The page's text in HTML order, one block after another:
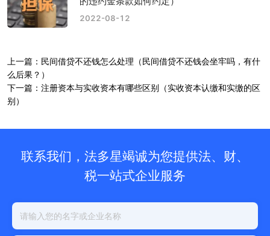
2022-08-12
上一篇：民间借贷不还钱怎么处理（民间借贷不还钱会坐牢吗，有什
么后果？）
下一篇：注册资本与实收资本有哪些区别（实收资本认缴和实缴的区
别）
联系我们，法多星竭诚为您提供法、财、
税一站式企业服务